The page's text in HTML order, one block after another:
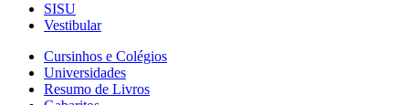
SISU
Vestibular
Cursinhos e Colégios
Universidades
Resumo de Livros